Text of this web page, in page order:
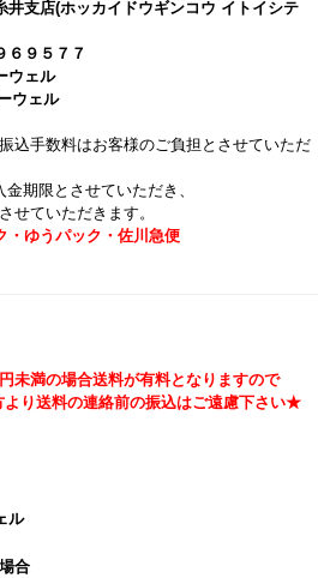
店(ホッカイドウギンコウ イトイシテ
９５７７
ェル
ェル
込手数料はお客様のご負担とさせていただ
金期限とさせていただき、
せていただきます。
ゆうパック・佐川急便
未満の場合送料が有料となりますので
連絡前の振込はご遠慮下さい★
ル
合